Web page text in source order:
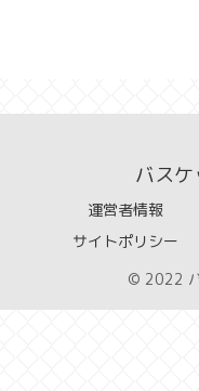
バス
運営者情報
サイトポリシー
© 2022